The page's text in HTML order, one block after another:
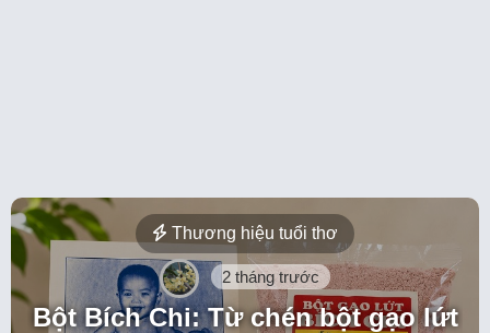
Thương hiệu tuổi thơ
2 tháng trước
Bột Bích Chi: Từ chén bột gạo lứt